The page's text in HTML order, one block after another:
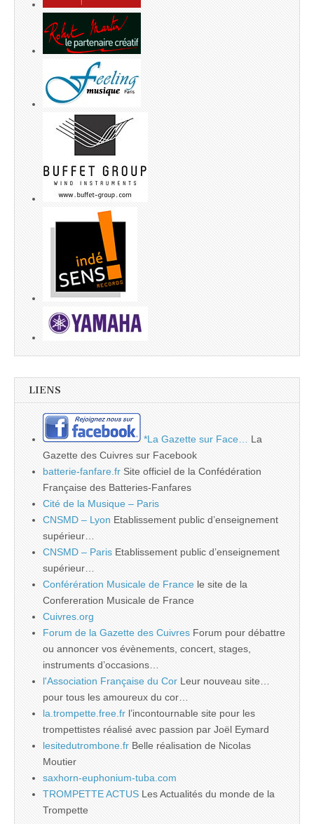
LIENS
*La Gazette sur Face…
La
Gazette des Cuivres sur Facebook
batterie-fanfare.fr Site officiel de la Confédération
Française des Batteries-Fanfares
Cité de la Musique – Paris
CNSMD – Lyon Etablissement public d’enseignement
supérieur…
CNSMD – Paris Etablissement public d’enseignement
supérieur…
Conférération Musicale de France le site de la
Confereration Musicale de France
Cuivres.org
Forum de la Gazette des Cuivres Forum pour débattre
ou annoncer vos évènements, concert, stages,
instruments d’occasions…
l'Association Française du Cor Leur nouveau site…
pour tous les amoureux du cor…
la.trompette.free.fr l’incontournable site pour les
trompettistes réalisé avec passion par Joël Eymard
lesitedutrombone.fr Belle réalisation de Nicolas
Moutier
saxhorn-euphonium-tuba.com
TROMPETTE ACTUS Les Actualités du monde de la
Trompette